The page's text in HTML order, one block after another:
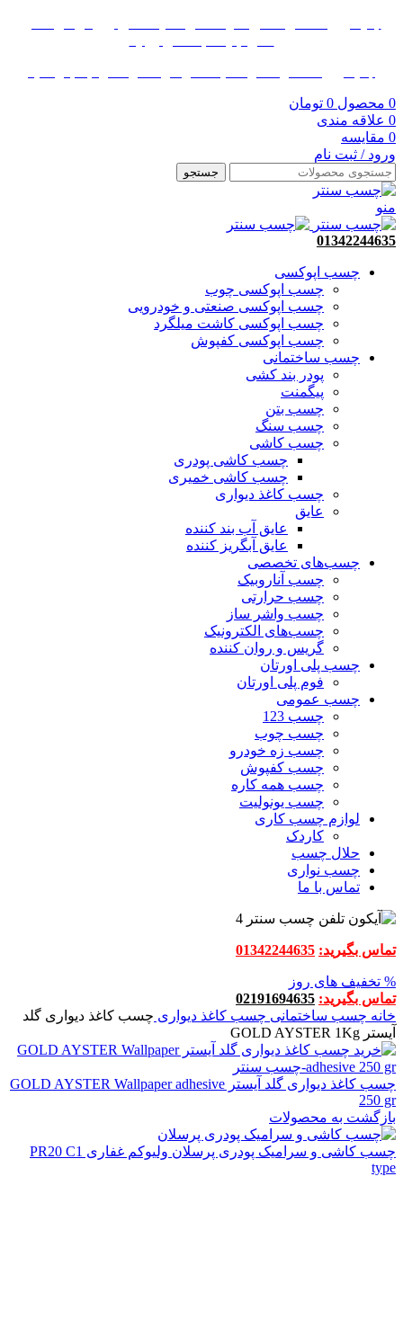
0 محصول 0 تومان
0 علاقه مندی
0 مقایسه
ورود / ثبت نام
جستجو
منو
01342244635
چسب اپوکسی
چسب اپوکسی چوب
چسب اپوکسی صنعتی و خودرویی
چسب اپوکسی کاشت میلگرد
چسب اپوکسی کفپوش
چسب ساختمانی
پودر بند کشی
پیگمنت
چسب بتن
چسب سنگ
چسب کاشی
چسب کاشی پودری
چسب کاشی خمیری
چسب کاغذ دیواری
عایق
عایق آب بند کننده
عایق آبگریز کننده
چسب‌های تخصصی
چسب آناروبیک
چسب حرارتی
چسب واشر ساز
چسب‌های الکترونیک
گریس و روان کننده
چسب پلی اورتان
فوم پلی اورتان
چسب عمومی
چسب 123
چسب چوب
چسب زه خودرو
چسب کفپوش
چسب همه کاره
چسب یونولیت
لوازم چسب کاری
کاردک
حلال چسب
چسب نواری
تماس با ما
تماس بگیرید: 01342244635
% تخفیف های روز
تماس بگیرید: 02191694635
خانه چسب ساختمانی چسب کاغذ دیواری چسب کاغذ دیواری گلد
آیستر GOLD AYSTER 1Kg
چسب کاغذ دیواری گلد آیستر GOLD AYSTER Wallpaper adhesive
250 gr
بازگشت به محصولات
چسب کاشی و سرامیک پودری پرسلان ولیوکم غفاری PR20 C1
type